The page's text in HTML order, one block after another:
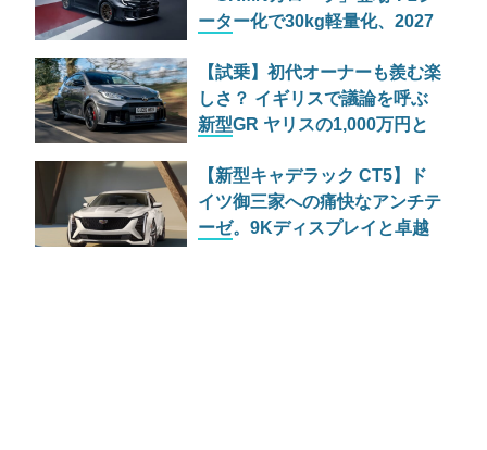
ーター化で30kg軽量化、2027
【試乗】初代オーナーも羨む楽
しさ？ イギリスで議論を呼ぶ
新型GR ヤリスの1,000万円と
【新型キャデラック CT5】ド
イツ御三家への痛快なアンチテ
ーゼ。9Kディスプレイと卓越